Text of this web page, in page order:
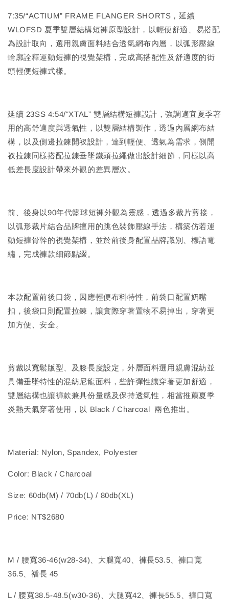
7:35/“ACTIUM” FRAME FLANGER SHORTS，延續
WLOFSD 夏季雙層結構短褲原型設計，以輕便舒適、易搭配
為設計取向，選用親膚面料結合透氣網布內層，以弧形壓線
輪廓詮釋運動短褲的視覺架構，完成高搭配性及舒適度的街
頭輕便短褲式樣。
延續 23SS 4:54/“XTAL” 雙層結構短褲設計，強調適宜夏季著
用的高舒適度與透氣性，以雙層結構製作，透過內層網布結
構，以及側邊拉鍊開衩設計，達到輕便、透氣為需求，側開
衩拉鍊同樣搭配拉鍊垂墜鐵頭拉繩做出設計細節，同樣以高
低差長度設計帶來外觀的差異層次。
前、後身以90年代籃球短褲外觀為靈感，透過多裁片剪接，
以弧形裁片結合品牌擅用的跳色裝飾壓線手法，構築仿若運
動短褲骨幹的視覺架構，並於前後身配置品牌識別、標語電
繡，完成褲款細節點綴。
本款配置前後口袋，因應輕便布料特性，前袋口配置奶嘴
扣，後袋口則配置拉鍊，讓實際穿著置物不易掉出，穿著更
加方便、安全。
剪裁以寬鬆版型、及膝長度設定，外層面料選用親膚混紡並
具備垂墜特性的混紡尼龍面料，些許彈性讓穿著更加舒適，
雙層結構也讓褲款兼具份量感及保持透氣性，相當推薦夏季
炎熱天氣穿著使用，以 Black / Charcoal 兩色推出。
Material: Nylon, Spandex, Polyester
Color: Black / Charcoal
Size: 60db(M) / 70db(L) / 80db(XL)
Price: NT$2680
M / 腰寬36-46(w28-34)、大腿寬40、褲長53.5、褲口寬
36.5、襠長 45
L / 腰寬38.5-48.5(w30-36)、大腿寬42、褲長55.5、褲口寬